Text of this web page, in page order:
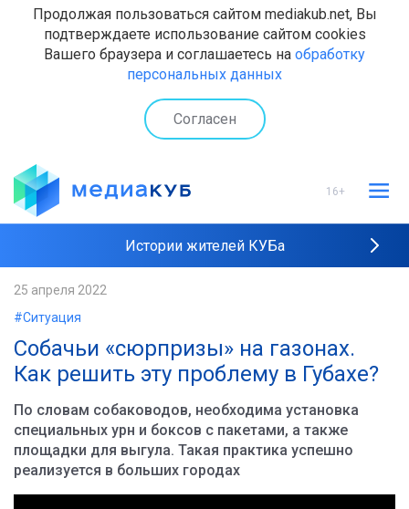
Продолжая пользоваться сайтом mediakub.net, Вы
подтверждаете использование сайтом cookies
Вашего браузера и соглашаетесь на обработку
персональных данных
Согласен
16+
Истории жителей КУБа
25 апреля 2022
#Ситуация
Собачьи «сюрпризы» на газонах.
Как решить эту проблему в Губахе?
По словам собаководов, необходима установка
специальных урн и боксов с пакетами, а также
площадки для выгула. Такая практика успешно
реализуется в больших городах